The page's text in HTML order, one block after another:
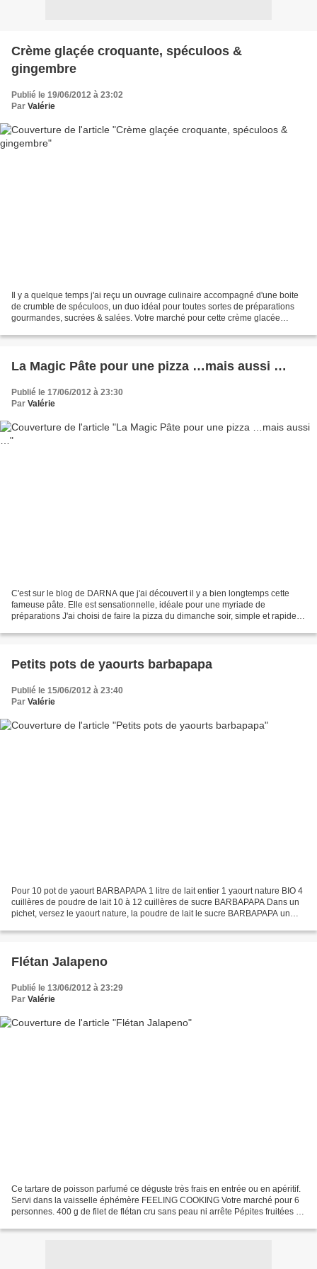
Crème glaçée croquante, spéculoos &
gingembre
Publié le 19/06/2012 à 23:02
Par Valérie
Il y a quelque temps j'ai reçu un ouvrage culinaire accompagné d'une boite
de crumble de spéculoos, un duo idéal pour toutes sortes de préparations
gourmandes, sucrées & salées. Votre marché pour cette crème glacée
La Magic Pâte pour une pizza …mais aussi …
Publié le 17/06/2012 à 23:30
Par Valérie
C'est sur le blog de DARNA que j'ai découvert il y a bien longtemps cette
fameuse pâte. Elle est sensationnelle, idéale pour une myriade de
préparations J'ai choisi de faire la pizza du dimanche soir, simple et rapide.
Petits pots de yaourts barbapapa
Publié le 15/06/2012 à 23:40
Par Valérie
Pour 10 pot de yaourt BARBAPAPA 1 litre de lait entier 1 yaourt nature BIO 4
cuillères de poudre de lait 10 à 12 cuillères de sucre BARBAPAPA Dans un
pichet, versez le yaourt nature, la poudre de lait le sucre BARBAPAPA un
Flétan Jalapeno
Publié le 13/06/2012 à 23:29
Par Valérie
Ce tartare de poisson parfumé ce déguste très frais en entrée ou en apéritif.
Servi dans la vaisselle éphémère FEELING COOKING Votre marché pour 6
personnes. 400 g de filet de flétan cru sans peau ni arrête Pépites fruitées à